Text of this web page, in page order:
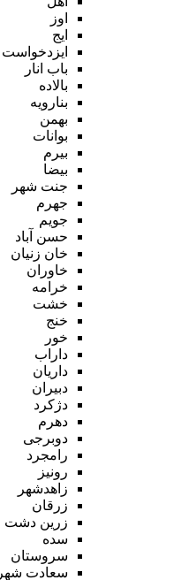
اوز
ایج
ایزدخواست
باب انار
بالاده
بنارویه
بهمن
بوانات
بیرم
بیضا
جنت شهر
جهرم
جویم
حسن آباد
خان زنیان
خاوران
خرامه
خشت
خنج
خور
داراب
داریان
دبیران
دژکرد
دهرم
دوبرجی
رامجرد
رونیز
زاهدشهر
زرقان
زرین دشت
سده
سروستان
سعادت شهر